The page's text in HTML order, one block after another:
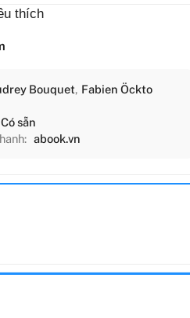
thích
Bouquet, Fabien Öckto
Có sẵn
abook.vn